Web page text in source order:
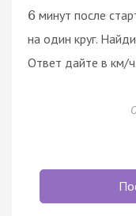
6 минут после
на один круг.
Ответ дайте в км/ч.